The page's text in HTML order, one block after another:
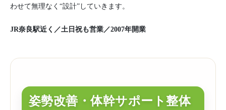
わせて無理なく“設計”していきます。
JR奈良駅近く／土日祝も営業／2007年開業
姿勢改善・体幹サポート整体